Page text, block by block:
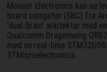
Mouser Electronics kan nu
board computer (SBC) fra
'dual-brain' arkitektur med
Qualcomm Dragonwing
med en real-time
STMicroelectronics.